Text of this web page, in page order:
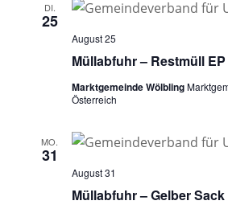
DI.
25
Müllabfuhr – Restmüll EP
August 25
Marktgemeinde Wölbling
Österreich
MO.
31
Müllabfuhr – Gelber Sack
August 31